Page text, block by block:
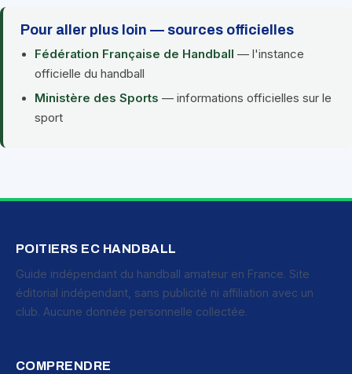
Pour aller plus loin — sources officielles
Fédération Française de Handball — l'instance
officielle du handball
Ministère des Sports — informations officielles sur le
sport
POITIERS EC HANDBALL
Guide indépendant du handball amateur en France. Site
éditorial indépendant, sans publicité ni affiliation avec un
club. Aucune donnée personnelle collectée.
COMPRENDRE